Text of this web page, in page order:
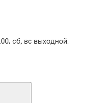
сб, вс выходной.